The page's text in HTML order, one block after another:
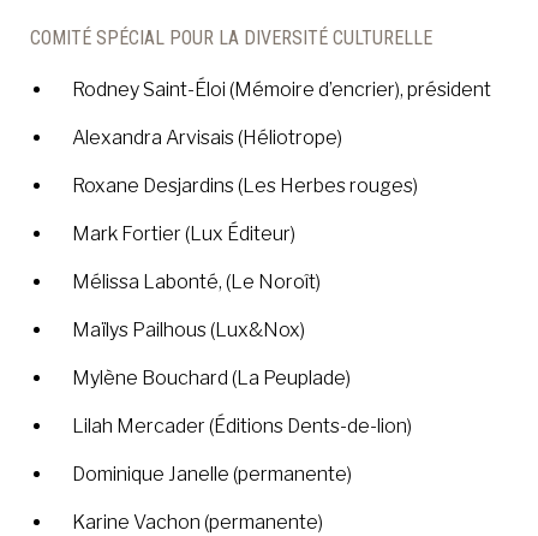
COMITÉ SPÉCIAL POUR LA DIVERSITÉ CULTURELLE
Rodney Saint-Éloi (Mémoire d’encrier), président
Alexandra Arvisais (Héliotrope)
Roxane Desjardins (Les Herbes rouges)
Mark Fortier (Lux Éditeur)
Mélissa Labonté, (Le Noroît)
Maïlys Pailhous (Lux&Nox)
Mylène Bouchard (La Peuplade)
Lilah Mercader (Éditions Dents-de-lion)
Dominique Janelle (permanente)
Karine Vachon (permanente)